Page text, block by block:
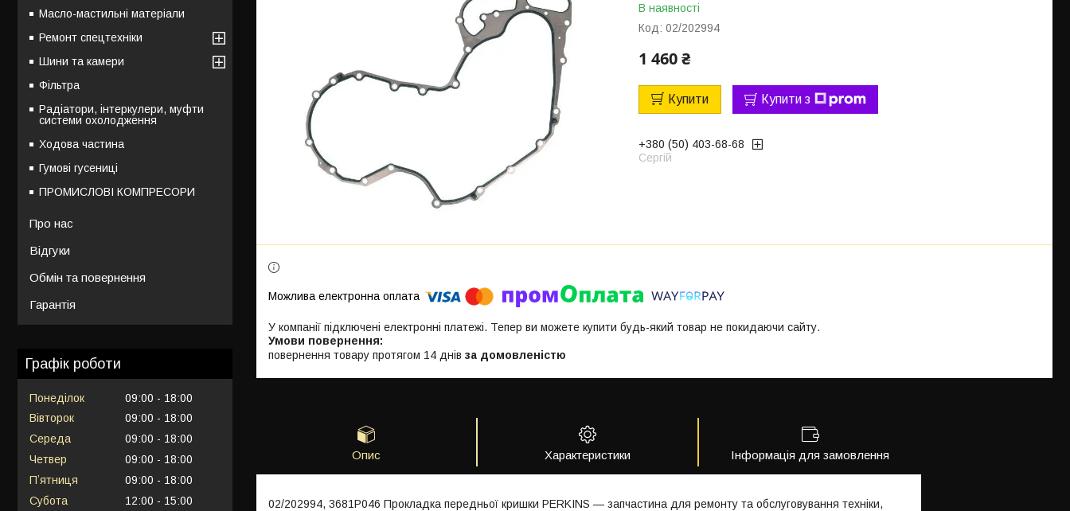
В наявності
Код: 02/202994
1 460 ₴
Купити Купити з
+380 (50) 403-68-68
Сергій
У компанії підключені електронні платежі. Тепер ви можете купити будь-який товар не покидаючи сайту.
повернення товару протягом 14 днів за домовленістю
Опис Характеристики Інформація для замовлення
02/202994, 3681P046 Прокладка передньої кришки PERKINS — запчастина для ремонту та обслуговування техніки,
Масло-мастильні матеріали
Ремонт спецтехніки
Шини та камери
Фільтра
Радіатори, інтеркулери, муфти
системи охолодження
Ходова частина
Гумові гусениці
ПРОМИСЛОВІ КОМПРЕСОРИ
Про нас
Відгуки
Обмін та повернення
Гарантія
Графік роботи
Понеділок 09:00
18:00
Вівторок
09:00
18:00
Середа
09:00
18:00
Четвер
09:00
18:00
Пʼятниця
09:00
18:00
Субота
12:00
15:00